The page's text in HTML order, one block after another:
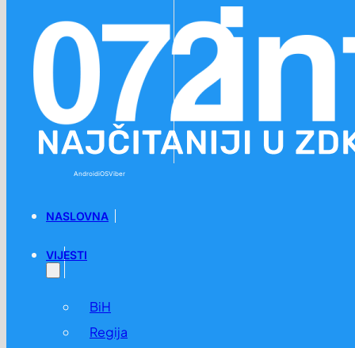
AndroidiOSViber
NASLOVNA
VIJESTI
BiH
Regija